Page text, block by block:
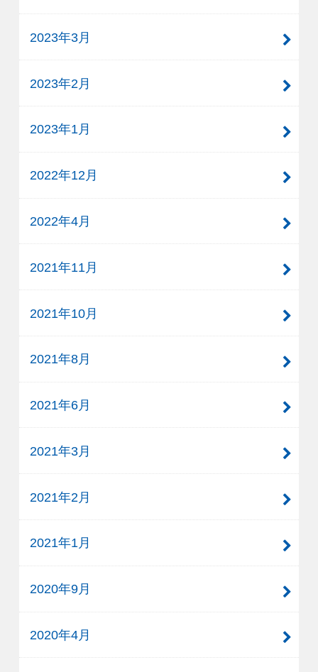
2023年3月
2023年2月
2023年1月
2022年12月
2022年4月
2021年11月
2021年10月
2021年8月
2021年6月
2021年3月
2021年2月
2021年1月
2020年9月
2020年4月